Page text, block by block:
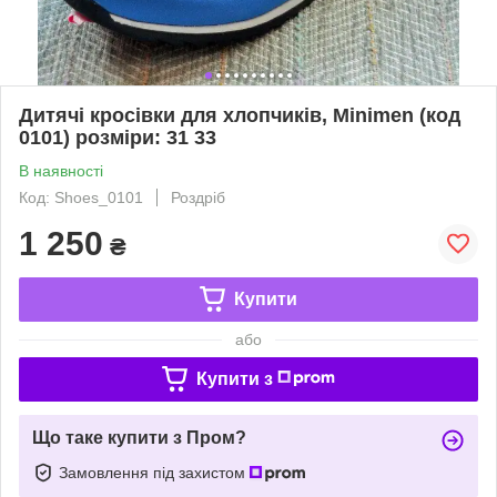
Дитячі кросівки для хлопчиків, Minimen (код
0101) розміри: 31 33
В наявності
Код: Shoes_0101
Роздріб
1 250 ₴
Купити
або
Купити з
Що таке купити з Пром?
Замовлення під захистом